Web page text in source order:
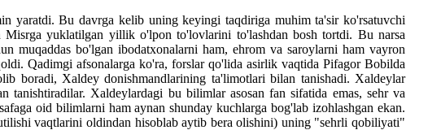
yaratdi. Bu davrga kelib uning keyingi taqdiriga muhim ta'sir ko'rsatuvchi
yuklatilgan yillik o'lpon to'lovlarini to'lashdan bosh tortdi. Bu narsa
muqaddas bo'lgan ibodatxonalarni ham, ehrom va saroylarni ham vayron
Qadimgi afsonalarga ko'ra, forslar qo'lida asirlik vaqtida Pifagor Bobilda
boradi, Xaldey donishmandlarining ta'limotlari bilan tanishadi. Xaldeylar
Xaldeylardagi bu bilimlar asosan fan sifatida emas, sehr va
oid bilimlarni ham aynan shunday kuchlarga bog'lab izohlashgan ekan.
vaqtlarini oldindan hisoblab aytib bera olishini) uning "sehrli qobiliyati"